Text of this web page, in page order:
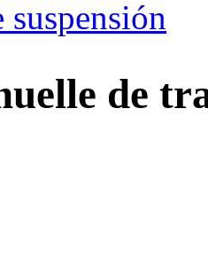
suspensión
de